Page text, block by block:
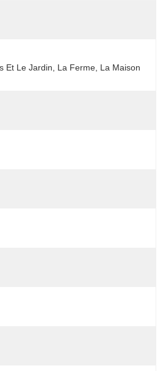
Et Le Jardin, La Ferme, La Maison